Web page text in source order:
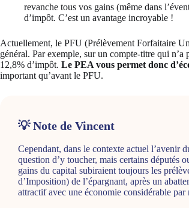
revanche tous vos gains (même dans
d’impôt. C’est un avantage incroyable !
Actuellement, le PFU (Prélèvement Forfaitaire
général. Par exemple, sur un compte-titre qui
12,8% d’impôt. Le PEA vous permet donc
important qu’avant le PFU.
💡 Note de Vincent
Cependant, dans le contexte actuel l’avenir
question d’y toucher, mais certains députés
gains du capital subiraient toujours les
d’Imposition) de l’épargnant, après un
attractif avec une économie considérable